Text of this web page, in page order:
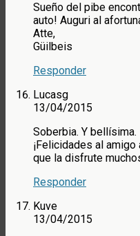
Sueño del pibe
auto! Auguri al
Atte,
Güilbeis
Responder
Lucasg
13/04/2015
Soberbia. Y bellísima.
¡Felicidades al
que la disfrute
Responder
Kuve
13/04/2015